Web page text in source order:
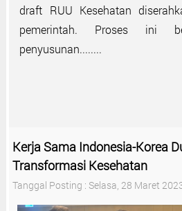
draft RUU Kesehatan
pemerintah. Proses ini
penyusunan........
Kerja Sama Indonesia-Korea
Transformasi Kesehatan
Tanggal Posting : Selasa, 28 Maret